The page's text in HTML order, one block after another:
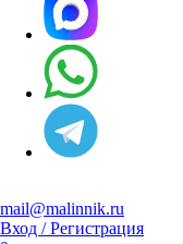
mail@malinnik.ru
Вход / Регистрация